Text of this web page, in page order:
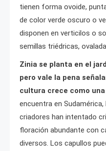
tienen forma ovoide,
de color verde oscuro o
disponen en verticilos o
semillas triédricas,
Zinia se planta en el
pero vale la pena
cultura crece como
encuentra en
criadores han intentado
floración abundante con
diversos. Los capullos